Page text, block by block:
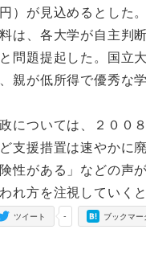
）が見込めるとした。
は、各大学が自主判
問題提起した。国立
親が低所得で優秀な
については、２００
ど支援措置は速やか
性がある」などの声
れ方を注視していく
-
ツイート ブックマー